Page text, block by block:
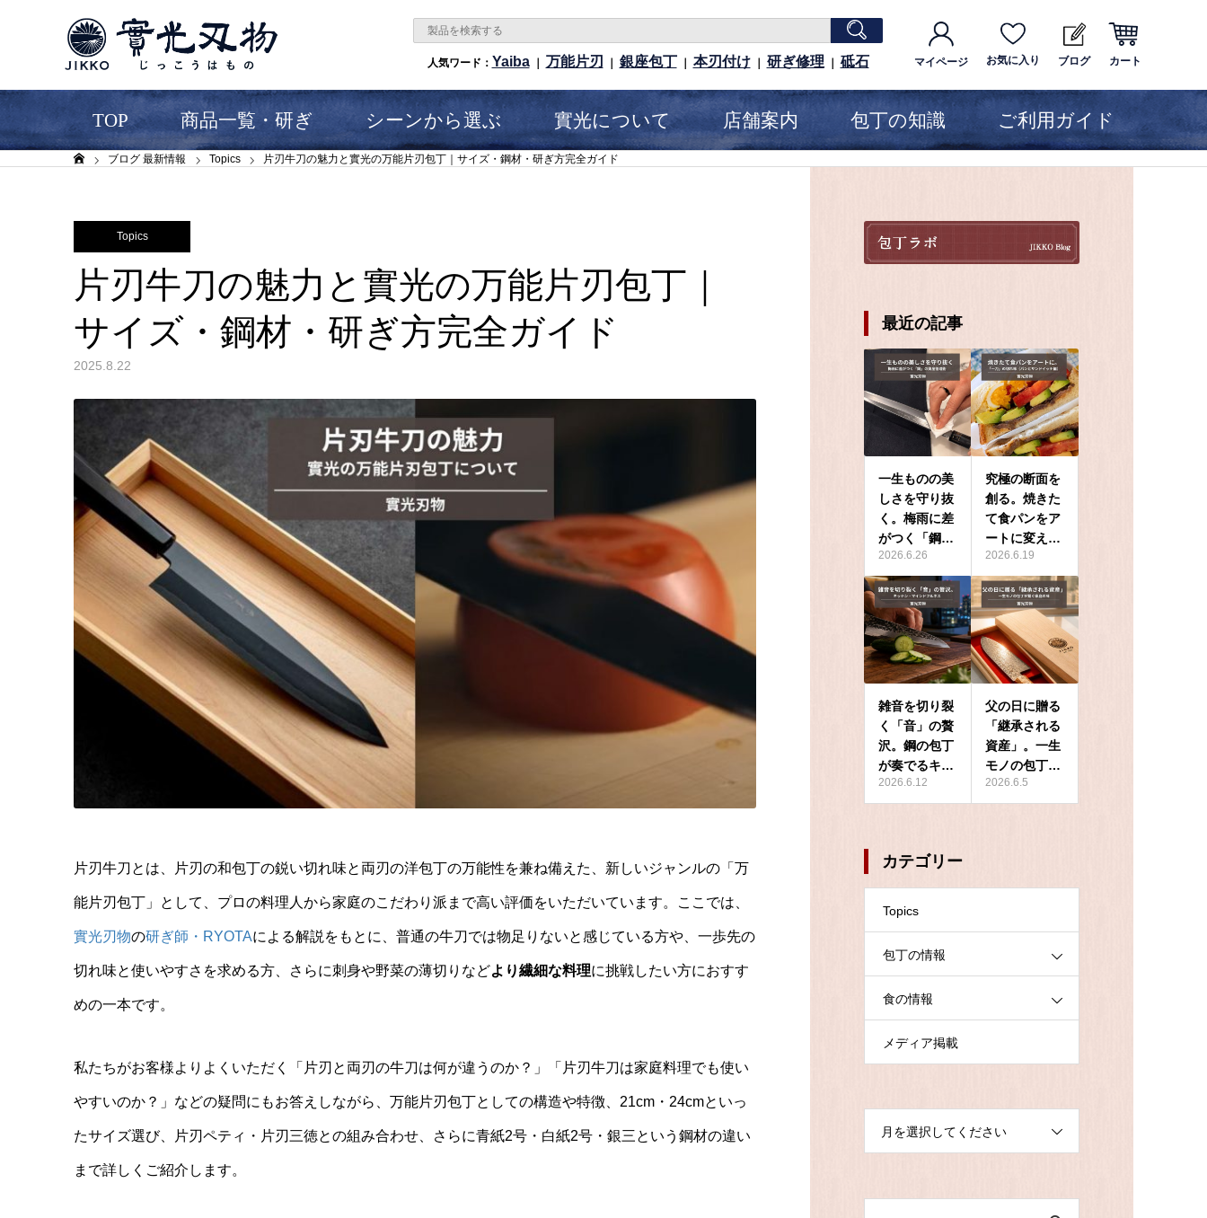
人気ワード： Yaiba｜ 万能片刃 銀座包丁 本刃付け｜ 研ぎ修理 砥石 マイページ お気に入り ブログ カート
TOP 商品一覧・研ぎ シーンから選ぶ 實光について 店舗案内 包丁の知識 ご利用ガイド
ホーム ブログ 最新情報 Topics 片刃牛刀の魅力と實光の万能片刃包丁｜サイズ・鋼材・研ぎ方完全ガイド
Topics
片刃牛刀の魅力と實光の万能片刃包丁｜
サイズ・鋼材・研ぎ方完全ガイド
2025.8.22
片刃牛刀とは、片刃の和包丁の鋭い切れ味と両刃の洋包丁の万能性を兼ね備えた、新しいジャンルの「万
能片刃包丁」として、プロの料理人から家庭のこだわり派まで高い評価をいただいています。ここでは、
實光刃物の研ぎ師・RYOTAによる解説をもとに、普通の牛刀では物足りないと感じている方や、一歩先の
切れ味と使いやすさを求める方、さらに刺身や野菜の薄切りなどより繊細な料理に挑戦したい方におすす
めの一本です。
私たちがお客様よりよくいただく「片刃と両刃の牛刀は何が違うのか？」「片刃牛刀は家庭料理でも使い
やすいのか？」などの疑問にもお答えしながら、万能片刃包丁としての構造や特徴、21cm・24cmといっ
たサイズ選び、片刃ペティ・片刃三徳との組み合わせ、さらに青紙2号・白紙2号・銀三という鋼材の違い
まで詳しくご紹介します。
最近の記事
一生ものの美
しさを守り抜
く。梅雨に差
がつく「鋼…
2026.6.26
究極の断面を
創る。焼きた
て食パンをア
ートに変え…
2026.6.19
雑音を切り裂
く「音」の贅
沢。鋼の包丁
が奏でるキ…
2026.6.12
父の日に贈る
「継承される
資産」。一生
モノの包丁…
2026.6.5
カテゴリー
Topics
包丁の情報
食の情報
メディア掲載
月を選択してください